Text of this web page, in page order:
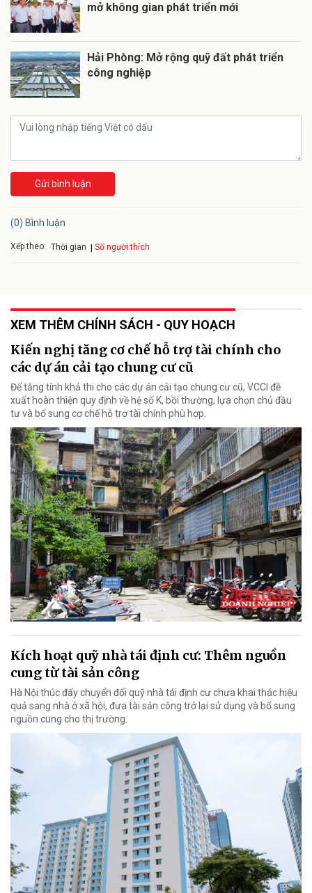
mở không gian phát triển mới
Hải Phòng: Mở rộng quỹ đất phát triển
công nghiệp
Gửi bình luận
(0) Bình luận
Xếp theo: Thời gian Số người thích
XEM THÊM CHÍNH SÁCH - QUY HOẠCH
Kiến nghị tăng cơ chế hỗ trợ tài chính cho
các dự án cải tạo chung cư cũ
Để tăng tính khả thi cho các dự án cải tạo chung cư cũ, VCCI đề
xuất hoàn thiện quy định về hệ số K, bồi thường, lựa chọn chủ đầu
tư và bổ sung cơ chế hỗ trợ tài chính phù hợp.
Kích hoạt quỹ nhà tái định cư: Thêm nguồn
cung từ tài sản công
Hà Nội thúc đẩy chuyển đổi quỹ nhà tái định cư chưa khai thác hiệu
quả sang nhà ở xã hội, đưa tài sản công trở lại sử dụng và bổ sung
nguồn cung cho thị trường.